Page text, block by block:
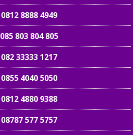
0812 8888 4949
085 803 804 805
082 33333 1217
0855 4040 5050
0812 4880 9388
08787 577 5757